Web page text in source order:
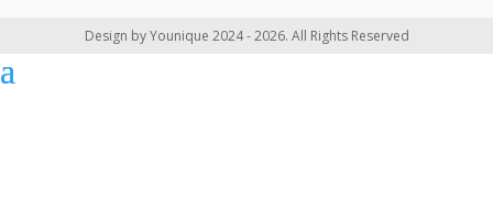
Design by Younique 2024 - 2026. All Rights Reserved